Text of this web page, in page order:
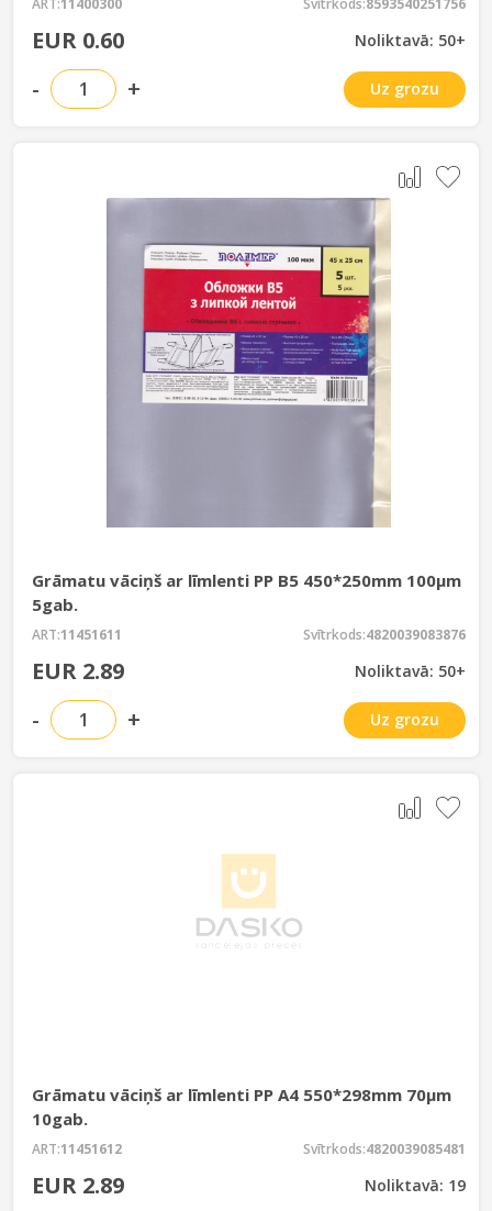
ART:11400300 Svītrkods:8593540251756
EUR 0.60 Noliktavā: 50+
- + Uz grozu
Grāmatu vāciņš ar līmlenti PP B5 450*250mm 100µm
5gab.
ART:11451611 Svītrkods:4820039083876
EUR 2.89 Noliktavā: 50+
- + Uz grozu
Grāmatu vāciņš ar līmlenti PP A4 550*298mm 70µm
10gab.
ART:11451612 Svītrkods:4820039085481
EUR 2.89 Noliktavā: 19